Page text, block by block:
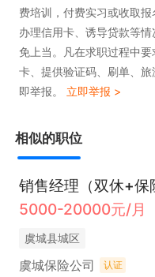
费培训，付费实习或收取报
办理信用卡、诱导贷款等
免上当。凡在求职过程中
卡、提供验证码、刷单、
即举报。 立即举报 >
相似的职位
销售经理（双休+保
5000-20000元/月
虞城县城区
虞城保险公司 认证